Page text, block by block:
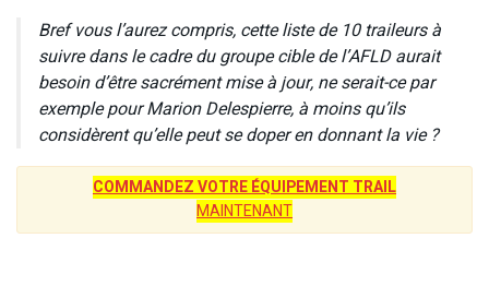
Bref vous l’aurez compris, cette liste de 10 traileurs à
suivre dans le cadre du groupe cible de l’AFLD aurait
besoin d’être sacrément mise à jour, ne serait-ce par
exemple pour Marion Delespierre, à moins qu’ils
considèrent qu’elle peut se doper en donnant la vie ?
COMMANDEZ VOTRE ÉQUIPEMENT TRAIL
MAINTENANT